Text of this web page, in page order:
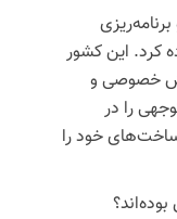
کرد. این کشور
خصوصی و
را در
خود را